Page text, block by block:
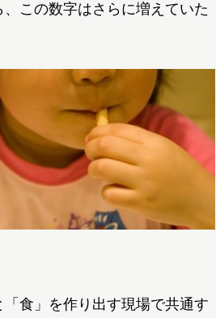
この数字はさらに増えていた
食」を作り出す現場で共通す